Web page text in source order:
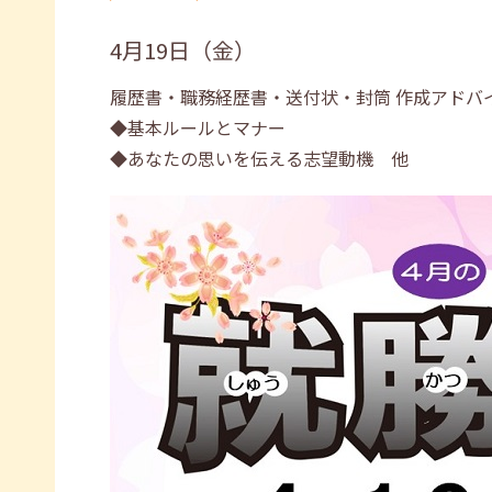
4月19日（金）
履歴書・職務経歴書・送付状・封筒 作成アドバ
◆基本ルールとマナー
◆あなたの思いを伝える志望動機 他